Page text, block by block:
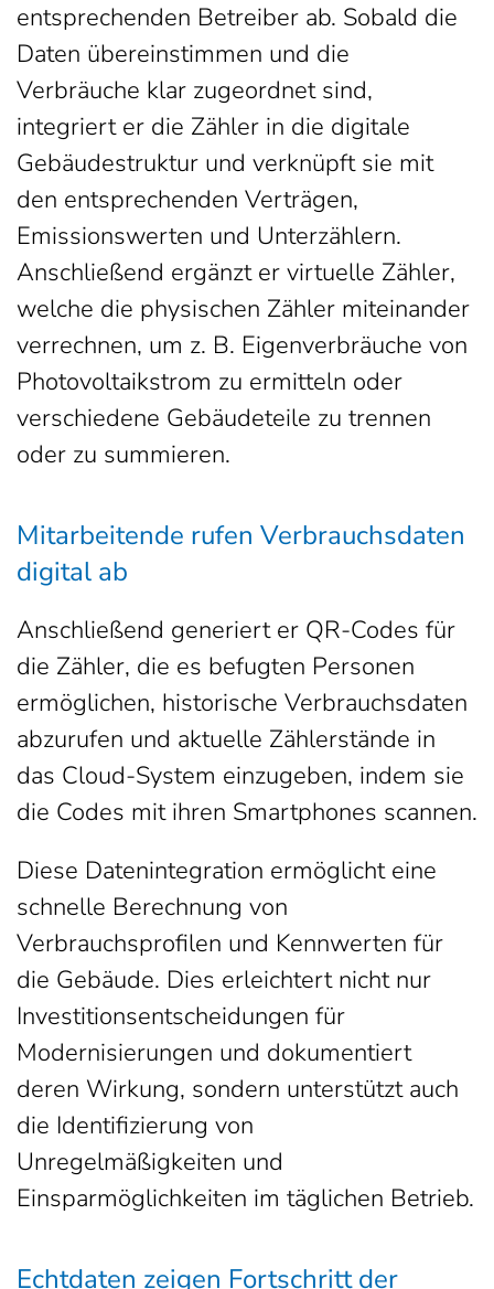
entsprechenden Betreiber ab. Sobald die
Daten übereinstimmen und die
Verbräuche klar zugeordnet sind,
integriert er die Zähler in die digitale
Gebäudestruktur und verknüpft sie mit
den entsprechenden Verträgen,
Emissionswerten und Unterzählern.
Anschließend ergänzt er virtuelle Zähler,
welche die physischen Zähler miteinander
verrechnen, um z. B. Eigenverbräuche von
Photovoltaikstrom zu ermitteln oder
verschiedene Gebäudeteile zu trennen
oder zu summieren.
Mitarbeitende rufen Verbrauchsdaten
digital ab
Anschließend generiert er QR-Codes für
die Zähler, die es befugten Personen
ermöglichen, historische Verbrauchsdaten
abzurufen und aktuelle Zählerstände in
das Cloud-System einzugeben, indem sie
die Codes mit ihren Smartphones scannen.
Diese Datenintegration ermöglicht eine
schnelle Berechnung von
Verbrauchsprofilen und Kennwerten für
die Gebäude. Dies erleichtert nicht nur
Investitionsentscheidungen für
Modernisierungen und dokumentiert
deren Wirkung, sondern unterstützt auch
die Identifizierung von
Unregelmäßigkeiten und
Einsparmöglichkeiten im täglichen Betrieb.
Echtdaten zeigen Fortschritt der